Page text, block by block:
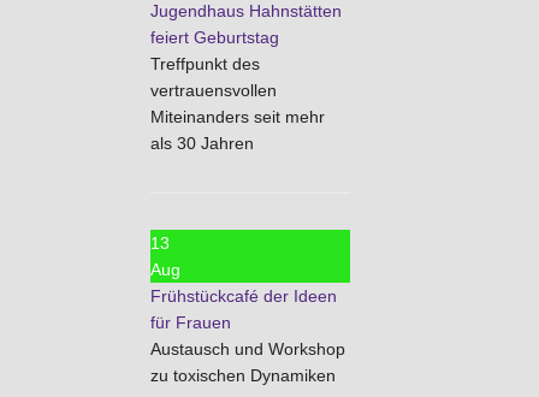
Jugendhaus Hahnstätten
feiert Geburtstag
Treffpunkt des
vertrauensvollen
Miteinanders seit mehr
als 30 Jahren
13
Aug
Frühstückcafé der Ideen
für Frauen
Austausch und Workshop
zu toxischen Dynamiken